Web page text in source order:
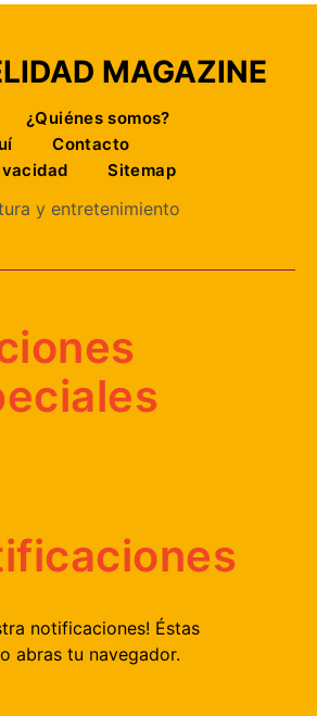
MAGAZINE
¿Quiénes somos?
Contacto
Sitemap
y entretenimiento
notificaciones! Éstas
abras tu navegador.